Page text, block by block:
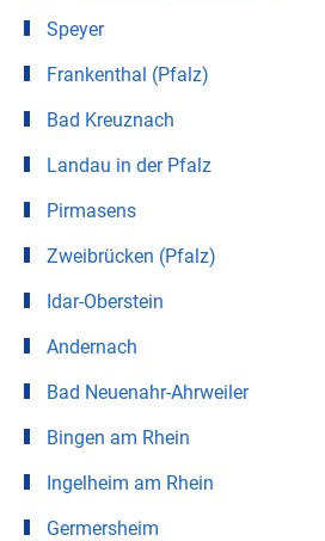
Speyer
Frankenthal (Pfalz)
Bad Kreuznach
Landau in der Pfalz
Pirmasens
Zweibrücken (Pfalz)
Idar-Oberstein
Andernach
Bad Neuenahr-Ahrweiler
Bingen am Rhein
Ingelheim am Rhein
Germersheim